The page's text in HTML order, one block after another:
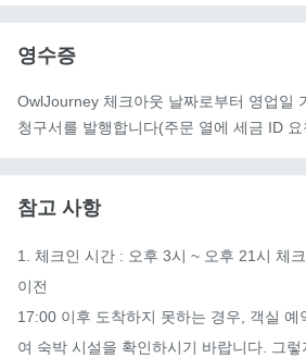
영수증
OwlJourney 체크아웃 날짜로부터 영업일
청구서를 발행합니다(주문 열에 세금 ID
참고 사항
1. 체크인 시간 : 오후 3시 ~ 오후 21시 체
이전
17:00 이후 도착하지 못하는 경우, 객실 예
여 숙박 시설을 확인하시기 바랍니다. 그